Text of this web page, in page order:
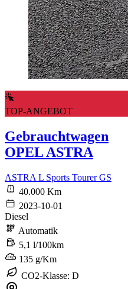
TOP-ANGEBOT
Gebrauchtwagen
OPEL ASTRA
ASTRA L Sports Tourer GS
40.000 Km
2023-10-01
Diesel
Automatik
5,1 l/100km
135 g/Km
CO2-Klasse: D